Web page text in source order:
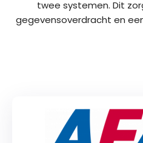
twee systemen. Dit
gegevensoverdracht en